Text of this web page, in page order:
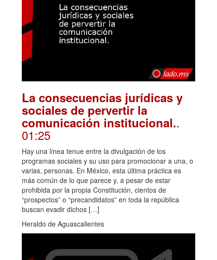
La consecuencias jurídicas y
sociales de pervertir la
comunicación institucional..
01:25
Hay una línea tenue entre la divulgación de los
programas sociales y su uso para promocionar a una, o
varias, personas. En México, esta última práctica es
más común de lo que parece y, a pesar de estar
prohibida por la propia Constitución, cientos de
“prospectos” o “precandidatos” en toda la república
buscan evadir dichos […]
Heraldo de Aguascalientes